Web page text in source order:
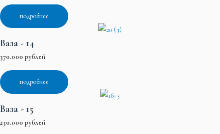
подробнее
Ваза - 14
370.000 рублей
подробнее
Ваза - 15
230.000 рублей